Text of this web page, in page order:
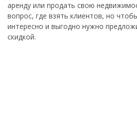
аренду или продать свою
вопрос, где взять клиентов, но
интересно и выгодно нужно
скидкой.